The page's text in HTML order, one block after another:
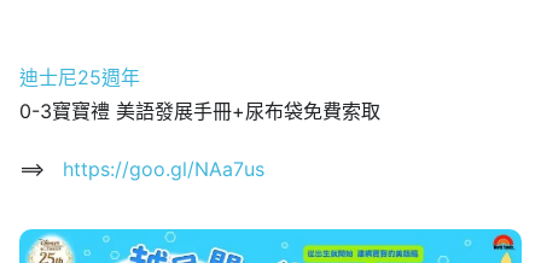
迪士尼25週年
0-3寶寶禮 美語發展手冊+尿布袋免費索取
==> https://goo.gl/NAa7us